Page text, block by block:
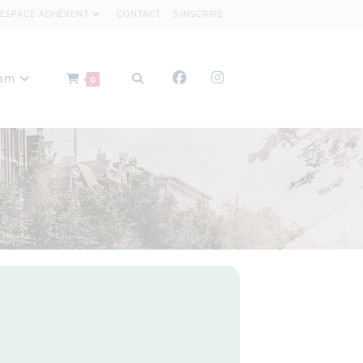
ESPACE ADHÉRENT CONTACT S’INSCRIRE
0